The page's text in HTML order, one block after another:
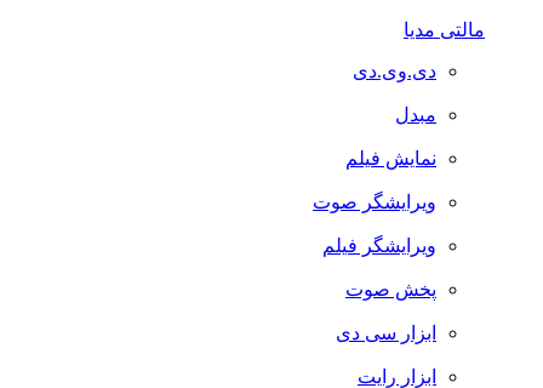
مالتی مدیا
دی.وی.دی
مبدل
نمایش فیلم
ویرایشگر صوت
ویرایشگر فیلم
پخش صوت
ابزار سی دی
ابزار رایت